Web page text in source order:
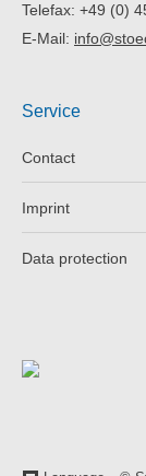
Telefax: +49 (0)
E-Mail:
Service
Contact
Imprint
Data protection